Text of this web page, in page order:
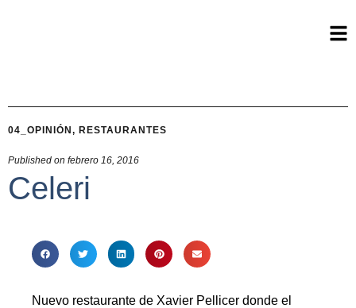
04_OPINIÓN , RESTAURANTES
Published on febrero 16, 2016
Celeri
Nuevo restaurante de Xavier Pellicer donde el